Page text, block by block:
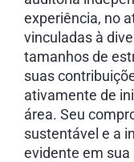
experiência, no
vinculadas à
tamanhos de
suas
ativamente de
área. Seu
sustentável e a
evidente em